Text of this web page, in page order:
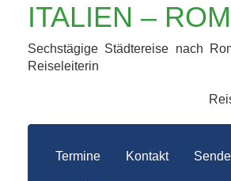
ITALIEN – ROM
Sechstägige Städtereise nach
Reiseleiterin
Termine Kontakt